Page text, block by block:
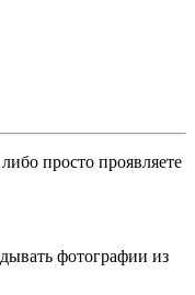
просто проявляете
фотографии из